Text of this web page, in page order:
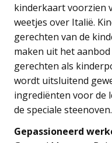
kinderkaart voorzien
weetjes over Italië.
gerechten van de
maken uit het
gerechten als
wordt uitsluitend
ingrediënten voor de
de speciale steenoven.
Gepassioneerd